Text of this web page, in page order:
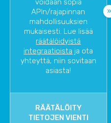
voidaan sopia
APIn/rajapinnan
mahdollisuuksien
mukaisesti. Lue lisää
räätälöidyistä
integraatioista ja ota
yhteyttä, niin sovitaan
asiasta!
RÄÄTÄLÖITY
TIETOJEN VIENTI